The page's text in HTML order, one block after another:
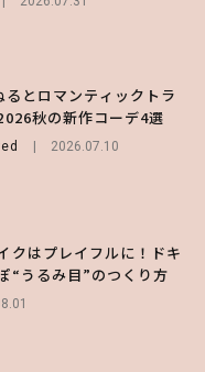
るとロマンティックトラ
秋の新作コーデ4選
2026.07.10
クはプレイフルに！ドキ
“うるみ目”のつくり方
クはプレイフルに！ドキ
“うるみ目”のつくり方
フルーツ³ フラペチー
キティが可愛すぎ♡ 紀
秀保冷バッグ”は夏の強
ューズ9月号増刊】
感のニュアンスを楽しめ
ム4選